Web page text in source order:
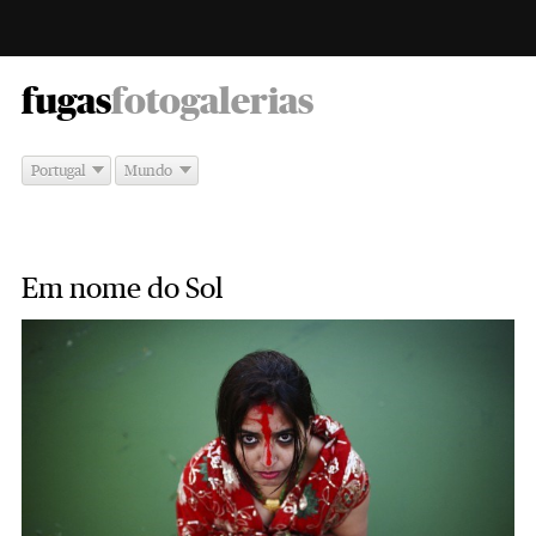
fugas -
fotogalerias
Portugal Mundo
Em nome do Sol